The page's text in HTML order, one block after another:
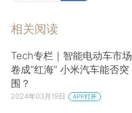
相关阅读
Tech专栏｜智能电动车市场
卷成“红海” 小米汽车能否突
围？
2024年03月19日 APP打开